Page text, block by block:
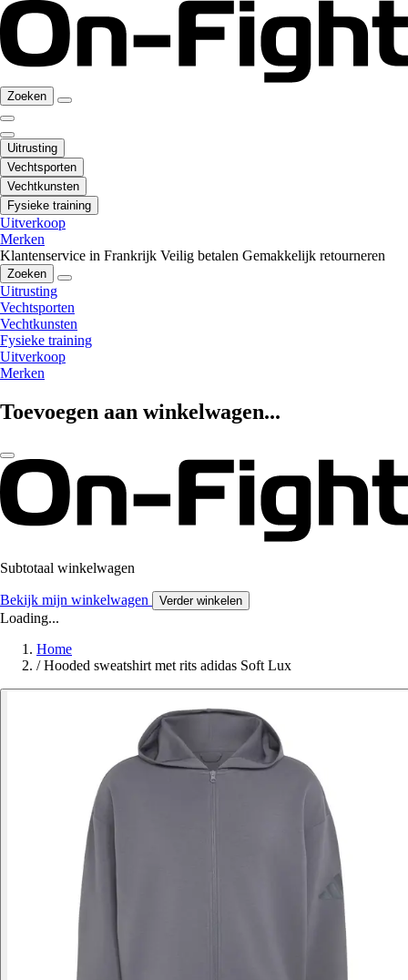
Zoeken
Uitrusting
Vechtsporten
Vechtkunsten
Fysieke training
Uitverkoop
Merken
Klantenservice in Frankrijk Veilig betalen Gemakkelijk retourneren
Zoeken
Uitrusting
Vechtsporten
Vechtkunsten
Fysieke training
Uitverkoop
Merken
Toevoegen aan winkelwagen...
Subtotaal winkelwagen
Bekijk mijn winkelwagen Verder winkelen
Loading...
Home
/ Hooded sweatshirt met rits adidas Soft Lux